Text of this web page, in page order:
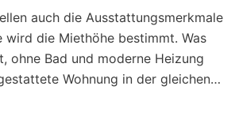
auch die Ausstattungsmerkmale
wird die Miethöhe bestimmt. Was
ohne Bad und moderne Heizung
Wohnung in der gleichen…